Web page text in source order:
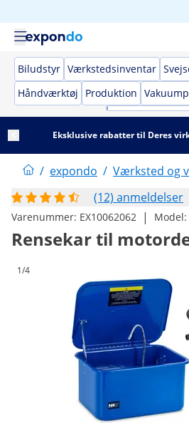
Biludstyr Værkstedsinventar
Håndværktøj
Produktion
Eksklusive rabatter til Deres
/ expondo / Værksted og
(12) anmeldelser
Varenummer: EX10062062 | Model:
Rensekar til
1/4